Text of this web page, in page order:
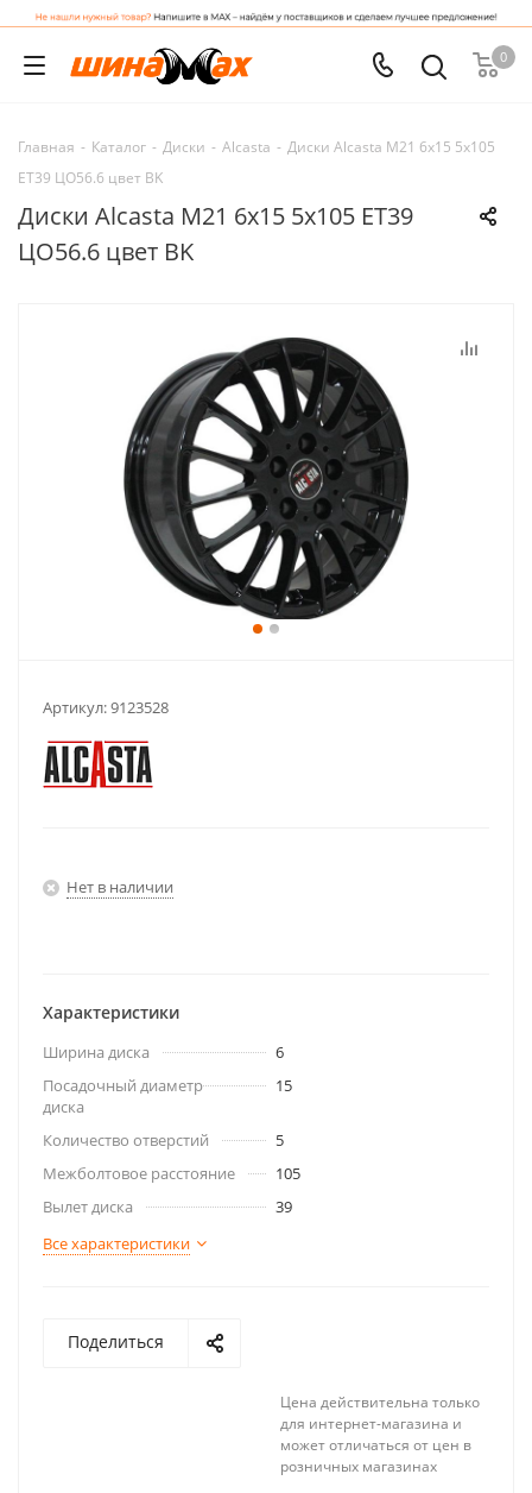
0
Главная - Каталог - Диски - Alcasta - Диски Alcasta M21 6x15 5x105
ET39 ЦО56.6 цвет BK
Диски Alcasta M21 6x15 5x105 ET39
ЦО56.6 цвет BK
Артикул:9123528
Нет в наличии
Характеристики
Ширина диска
6
Посадочный диаметр
диска
15
Количество отверстий
5
Межболтовое расстояние
105
Вылет диска
39
Все характеристики
Поделиться
Цена действительна только
для интернет-магазина и
может отличаться от цен в
розничных магазинах